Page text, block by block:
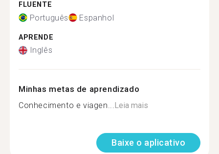
FLUENTE
Português Espanhol
APRENDE
Inglês
Minhas metas de aprendizado
Conhecimento e viagen...Leia mais
Baixe o aplicativo